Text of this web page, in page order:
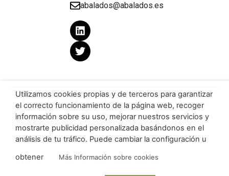
abalados@abalados.es
Todos los derechos reservados 2023 aBalados |
Diseño web:Starenlared
Utilizamos cookies propias y de terceros para garantizar
el correcto funcionamiento de la página web, recoger
información sobre su uso, mejorar nuestros servicios y
mostrarte publicidad personalizada basándonos en el
análisis de tu tráfico. Puede cambiar la configuración u
obtener
Más Información sobre cookies